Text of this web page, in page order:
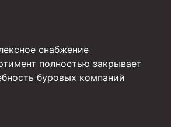
снабжение
полностью закрывает
буровых компаний